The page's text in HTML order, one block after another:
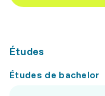
Études
Études de bachelor